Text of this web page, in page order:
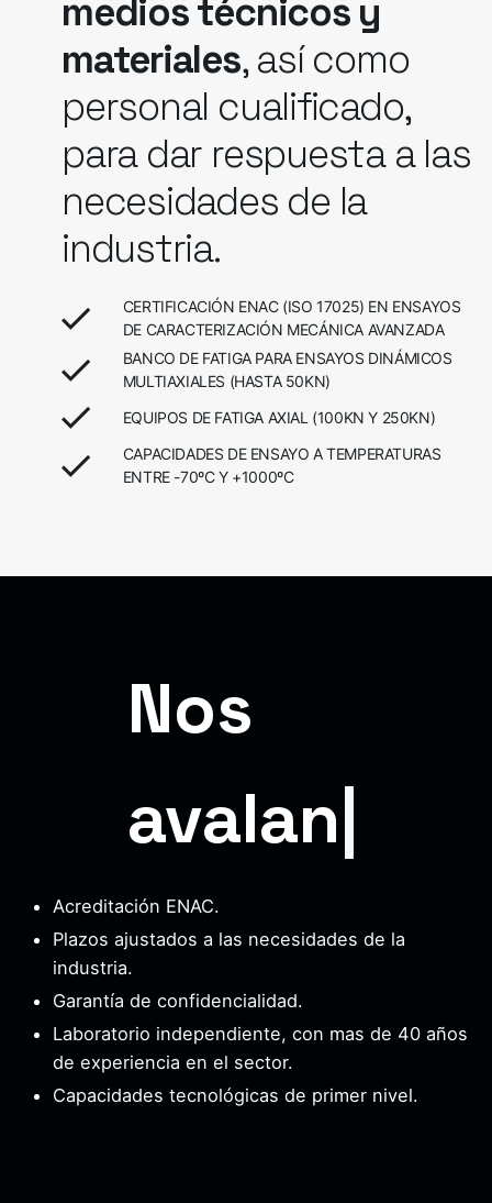
medios técnicos y
materiales, así como
personal cualificado,
para dar respuesta a las
necesidades de la
industria.
CERTIFICACIÓN ENAC (ISO 17025) EN ENSAYOS
DE CARACTERIZACIÓN MECÁNICA AVANZADA
BANCO DE FATIGA PARA ENSAYOS DINÁMICOS
MULTIAXIALES (HASTA 50KN)
EQUIPOS DE FATIGA AXIAL (100KN Y 250KN)
CAPACIDADES DE ENSAYO A TEMPERATURAS
ENTRE -70ºC Y +1000ºC
Nos
avalan
Acreditación ENAC.
Plazos ajustados a las necesidades de la
industria.
Garantía de confidencialidad.
Laboratorio independiente, con mas de 40 años
de experiencia en el sector.
Capacidades tecnológicas de primer nivel.